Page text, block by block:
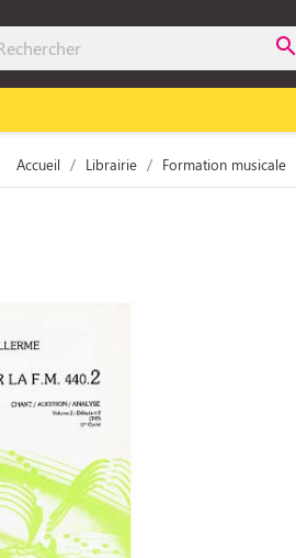
search
Accueil Librairie Formation musicale